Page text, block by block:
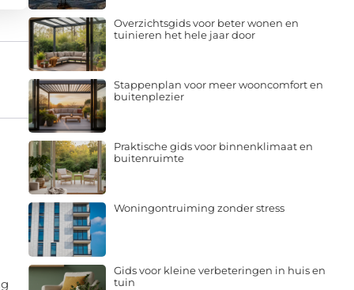
Overzichtsgids voor beter wonen en
tuinieren het hele jaar door
Stappenplan voor meer wooncomfort en
buitenplezier
Praktische gids voor binnenklimaat en
buitenruimte
Woningontruiming zonder stress
Gids voor kleine verbeteringen in huis en
tuin